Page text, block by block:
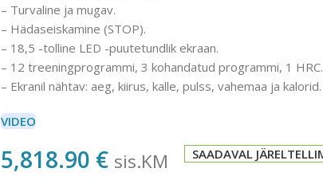
– Turvaline ja mugav.
– Hädaseiskamine (STOP).
– 18,5 -tolline LED -puutetundlik ekraan.
– 12 treeningprogrammi, 3 kohandatud programmi, 1 HRC.
– Ekranil nähtav: aeg, kiirus, kalle, pulss, vahemaa ja kalorid.
VIDEO
5,818.90 € sis.KM SAADAVAL